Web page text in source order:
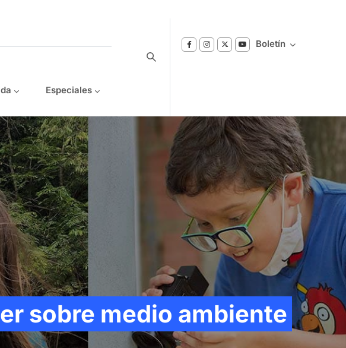
Especiales
Boletín
Suscríbase a nuestro boletín
Reciba notificaciones sobre los temas de
Bienestar que le interesan.
Síganos en
sobre medio ambiente